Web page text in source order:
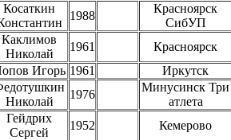
Косаткин
1988
Красноярск
СибУП
Каклимов
Николай
1961
Красноярск
Игорь 1961
Иркутск
Николай
1976
Минусинск Три
атлета
Гейдрих
Сергей
1952 Кемерово